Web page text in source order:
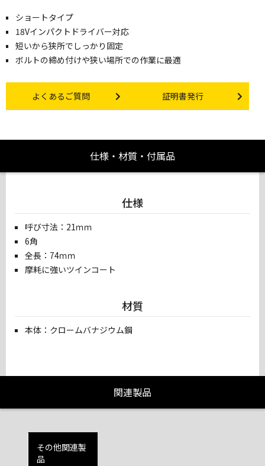
ショートタイプ
18Vインパクトドライバー対応
短いから狭所でしっかり固定
ボルトの締め付けや狭い場所での作業に最適
Other link
よくあるご質問 Certificate Issuance
証明書発行
仕様・材質・付属品
仕様
呼び寸法：21ｍｍ
6角
全長：74ｍｍ
摩耗に強いツインコート
材質
本体：クロームバナジウム鋼
関連製品
その他関連製
品